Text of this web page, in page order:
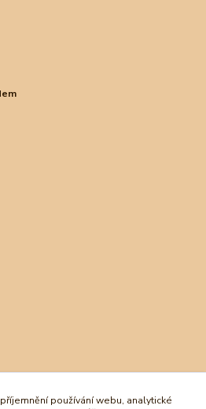
používání webu, analytické